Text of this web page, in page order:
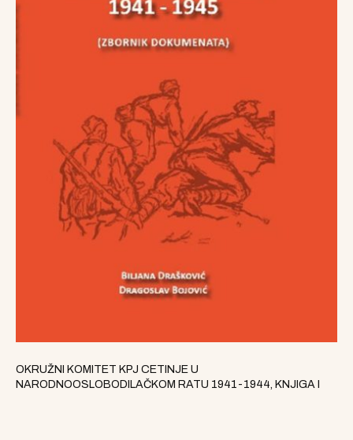
OKRUŽNI KOMITET KPJ CETINJE U
NARODNOOSLOBODILAČKOM RATU 1941-1944, KNJIGA I